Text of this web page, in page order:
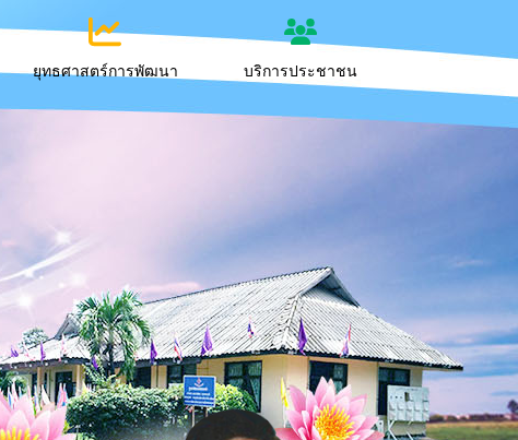
ยุทธศาสตร์การพัฒนา บริการประชาชน